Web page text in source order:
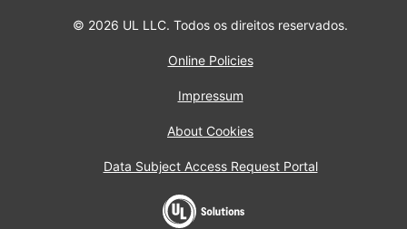
© 2026 UL LLC. Todos os direitos reservados.
Online Policies
Impressum
About Cookies
Data Subject Access Request Portal